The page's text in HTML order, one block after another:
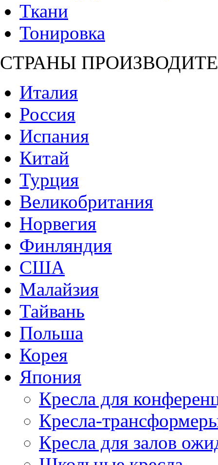
Ткани
Тонировка
СТРАНЫ
Италия
Россия
Испания
Китай
Турция
Великобритания
Норвегия
Финляндия
США
Малайзия
Тайвань
Польша
Корея
Япония
Кресла для
Кресла-
Кресла для залов